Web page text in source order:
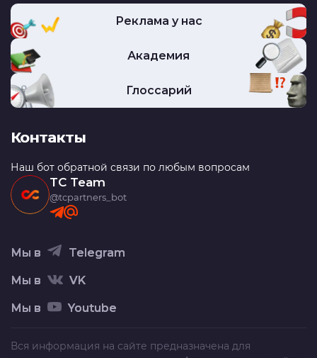
Реклама у нас
Академия
Глоссарий
Контакты
Наш бот обратной связи по любым вопросам
TC Team
@tcpartners_bot
Мы в Telegram
Мы в VK
Мы в Youtube
Вся информация на сайте предназначена для